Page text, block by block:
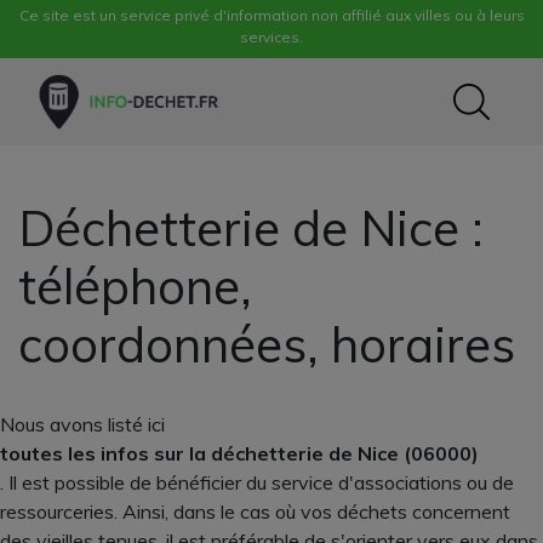
Ce site est un service privé d'information non affilié aux villes ou à leurs
services.
Déchetterie de Nice :
téléphone,
coordonnées, horaires
Nous avons listé ici
toutes les infos sur la déchetterie de Nice (06000)
. Il est possible de bénéficier du service d'associations ou de
ressourceries. Ainsi, dans le cas où vos déchets concernent